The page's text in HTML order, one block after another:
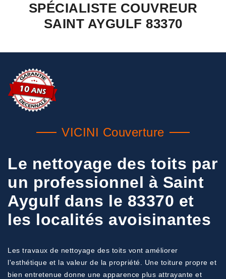
SPÉCIALISTE COUVREUR
SAINT AYGULF 83370
VICINI Couverture
Le nettoyage des toits par
un professionnel à Saint
Aygulf dans le 83370 et
les localités avoisinantes
Les travaux de nettoyage des toits vont améliorer
l'esthétique et la valeur de la propriété. Une toiture propre et
bien entretenue donne une apparence plus attrayante et